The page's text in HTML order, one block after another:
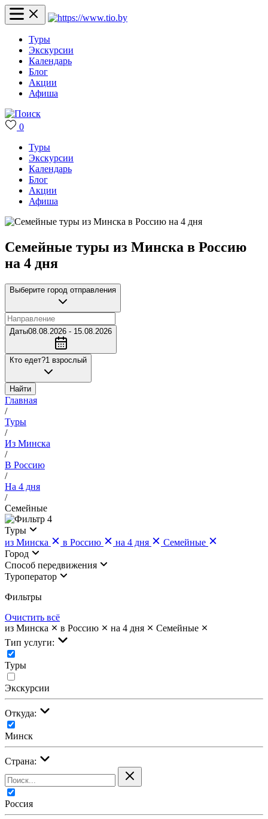
Туры
Экскурсии
Календарь
Блог
Акции
Афиша
0
Туры
Экскурсии
Календарь
Блог
Акции
Афиша
Семейные туры из Минска в Россию
на 4 дня
Выберите город отправления
Даты08.08.2026 - 15.08.2026
Кто едет?1 взрослый
Найти
Главная
/
Туры
/
Из Минска
/
В Россию
/
На 4 дня
/
Семейные
4
Туры
из Минска
в Россию на 4 дня
Семейные
Город
Cпособ передвижения
Туроператор
Фильтры
Очистить всё
из Минска
в Россию на 4 дня
Семейные
Тип услуги:
Туры
Экскурсии
Откуда:
Минск
Страна:
Россия